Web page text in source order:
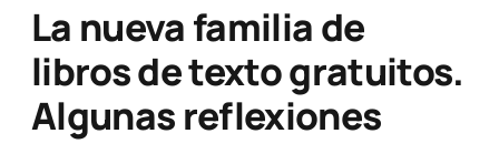
La nueva familia de
libros de texto gratuitos.
Algunas reflexiones